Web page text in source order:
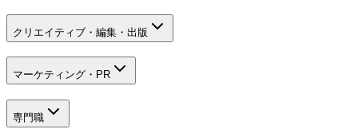
クリエイティブ・編集・出版
マーケティング・PR
専門職